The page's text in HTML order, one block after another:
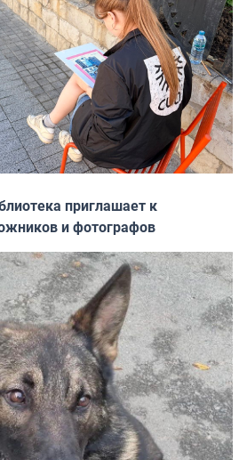
приглашает к
и фотографов